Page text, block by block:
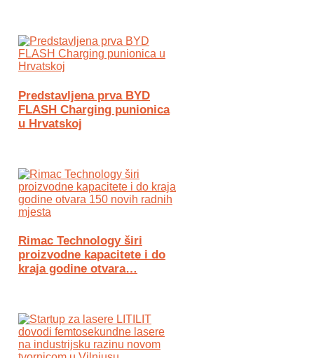
Predstavljena prva BYD
FLASH Charging punionica
u Hrvatskoj
Rimac Technology širi
proizvodne kapacitete i do
kraja godine otvara…